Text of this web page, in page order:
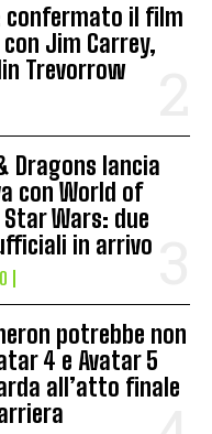
confermato il film
Jim Carrey,
Trevorrow
Dragons lancia
con World of
Wars: due
in arrivo
potrebbe non
4 e Avatar 5
all’atto finale